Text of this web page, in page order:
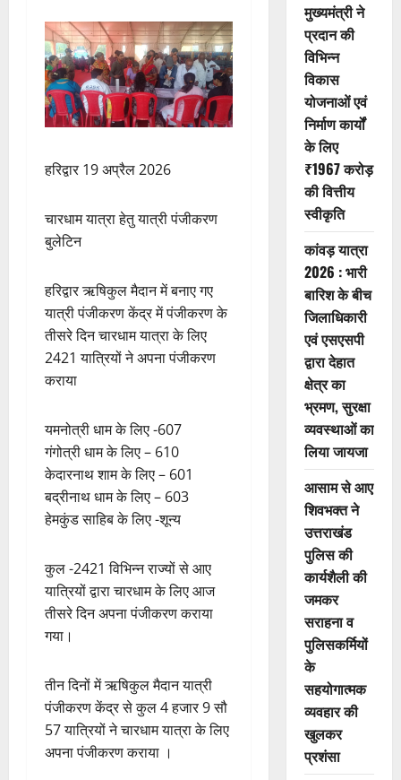
हरिद्वार 19 अप्रैल 2026
चारधाम यात्रा हेतु यात्री पंजीकरण
बुलेटिन
हरिद्वार ऋषिकुल मैदान में बनाए गए
यात्री पंजीकरण केंद्र में पंजीकरण के
तीसरे दिन चारधाम यात्रा के लिए
2421 यात्रियों ने अपना पंजीकरण
कराया
यमनोत्री धाम के लिए -607
गंगोत्री धाम के लिए – 610
केदारनाथ शाम के लिए – 601
बद्रीनाथ धाम के लिए – 603
हेमकुंड साहिब के लिए -शून्य
कुल -2421 विभिन्न राज्यों से आए
यात्रियों द्वारा चारधाम के लिए आज
तीसरे दिन अपना पंजीकरण कराया
गया।
तीन दिनों में ऋषिकुल मैदान यात्री
पंजीकरण केंद्र से कुल 4 हजार 9 सौ
57 यात्रियों ने चारधाम यात्रा के लिए
अपना पंजीकरण कराया ।
मुख्यमंत्री ने
प्रदान की
विभिन्न
विकास
योजनाओं एवं
निर्माण कार्यों
के लिए
₹1967 करोड़
की वित्तीय
स्वीकृति
कांवड़ यात्रा
2026 : भारी
बारिश के बीच
जिलाधिकारी
एवं एसएसपी
द्वारा देहात
क्षेत्र का
भ्रमण, सुरक्षा
व्यवस्थाओं का
लिया जायजा
आसाम से आए
शिवभक्त ने
उत्तराखंड
पुलिस की
कार्यशैली की
जमकर
सराहना व
पुलिसकर्मियों
के
सहयोगात्मक
व्यवहार की
खुलकर
प्रशंसा